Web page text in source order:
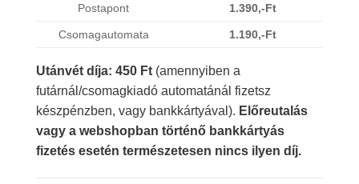
Postapont 1.390,-Ft
Csomagautomata 1.190,-Ft
Utánvét díja: 450 Ft (amennyiben a
futárnál/csomagkiadó automatánál fizetsz
készpénzben, vagy bankkártyával). Előreutalás
vagy a webshopban történő bankkártyás
fizetés esetén természetesen nincs ilyen díj.